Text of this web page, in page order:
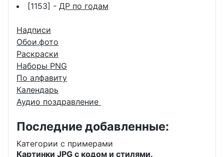
[1153] - ДР по годам
Надписи
Обои,фото
Раскраски
Наборы PNG
По алфавиту
Календарь
Аудио поздравление
Последние добавленные:
Категории с примерами
Картинки JPG с кодом и стилями.